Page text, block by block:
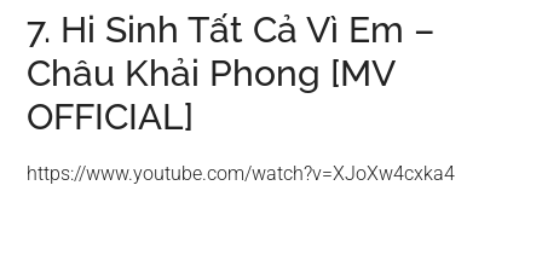
7. Hi Sinh Tất Cả Vì Em –
Châu Khải Phong [MV
OFFICIAL]
https://www.youtube.com/watch?v=XJoXw4cxka4